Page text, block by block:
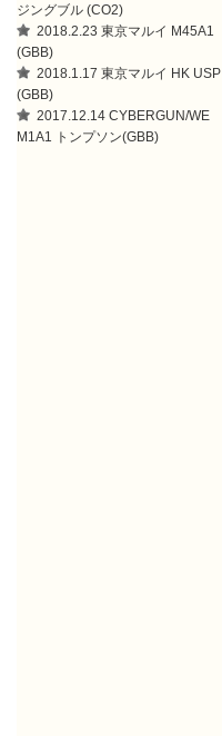
ジングブル (CO2)
2018.2.23 東京マルイ M45A1
(GBB)
2018.1.17 東京マルイ HK USP
(GBB)
2017.12.14 CYBERGUN/WE
M1A1 トンプソン(GBB)